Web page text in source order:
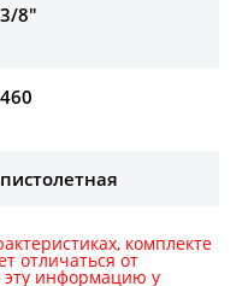
3/8"
460
пистолетная
комплекте
отличаться от
эту информацию у